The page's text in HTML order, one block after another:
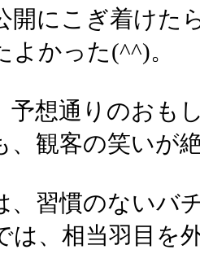
開にこぎ着けた
よかった(^^)。
予想通りのおも
、観客の笑いが
、習慣のないバ
は、相当羽目を